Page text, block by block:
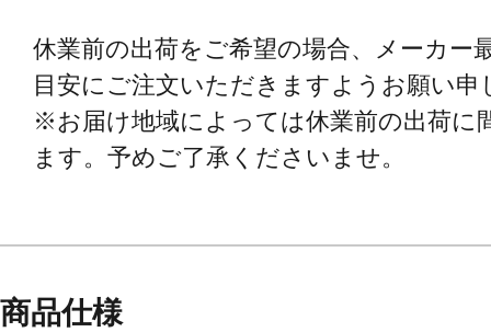
休業前の出荷をご希望の場合、メーカー
目安にご注文いただきますようお願い申
※お届け地域によっては休業前の出荷に
ます。予めご了承くださいませ。
商品仕様